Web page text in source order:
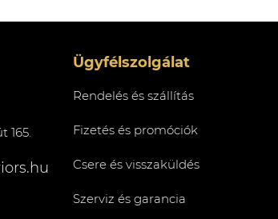
165.
Ügyfélszolgálat
Rendelés és szállítás
Fizetés és promóciók
Csere és visszaküldés
Szerviz és garancia